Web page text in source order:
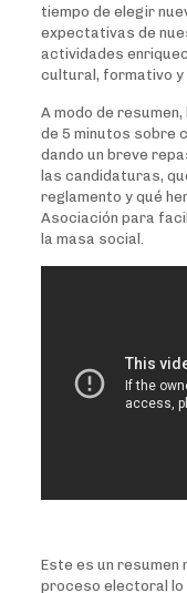
tiempo de elegir
expectativas de
actividades
cultural, formativo y
A modo de
de 5 minutos sobre
dando un breve
las candidaturas,
reglamento y qué
Asociación para
la masa social.
Este es un resumen
proceso electoral lo